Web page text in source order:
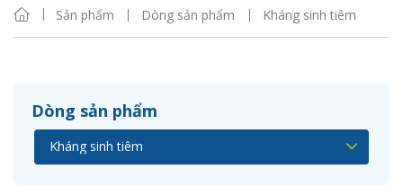
Sản phẩm Dòng sản phẩm Kháng sinh tiêm
Dòng sản phẩm